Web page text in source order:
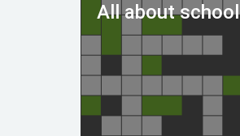
All about school